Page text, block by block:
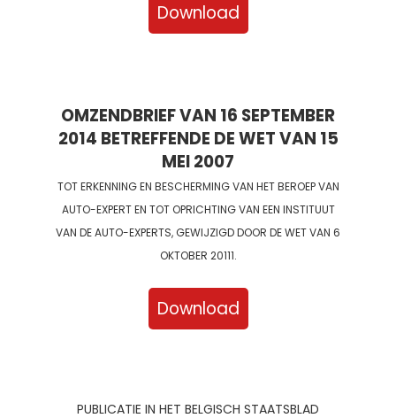
Download
OMZENDBRIEF VAN 16 SEPTEMBER
2014 BETREFFENDE DE WET VAN 15
MEI 2007
TOT ERKENNING EN BESCHERMING VAN HET BEROEP VAN
AUTO-EXPERT EN TOT OPRICHTING VAN EEN INSTITUUT
VAN DE AUTO-EXPERTS, GEWIJZIGD DOOR DE WET VAN 6
OKTOBER 20111.
Download
PUBLICATIE IN HET BELGISCH STAATSBLAD